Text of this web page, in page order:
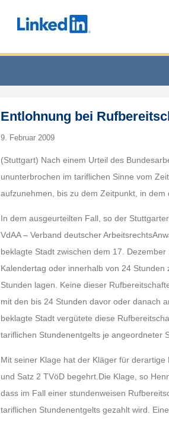
Entlohnung bei
9. Februar 2009
(Stuttgart) Nach einem Urteil des
ununterbrochen im tariflichen Sinne vom
aufzunehmen, bis zu dem Zeitpunkt, in dem
In dem ausgeurteilten Fall, so der
VdAA – Verband deutscher
beklagte Stadt zwischen dem 17.
Kalendertag oder innerhalb von 24
Stunden lagen. Keine dieser
mit den bis 24 Stunden davor oder danach
beklagte Stadt vergütete diese
tariflichen Stundenentgelts je angeordneter
Mit seiner Klage hat der Kläger für
und Satz 2 TVöD begehrt.Die Klage, so
dass im Fall einer stundenweisen
tariflichen Stundenentgelts gezahlt wird.